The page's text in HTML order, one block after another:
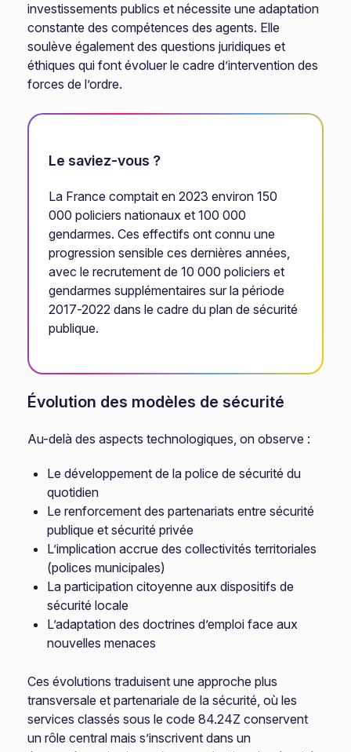
investissements publics et nécessite une adaptation
constante des compétences des agents. Elle
soulève également des questions juridiques et
éthiques qui font évoluer le cadre d’intervention des
forces de l’ordre.
Le saviez-vous ?
La France comptait en 2023 environ 150
000 policiers nationaux et 100 000
gendarmes. Ces effectifs ont connu une
progression sensible ces dernières années,
avec le recrutement de 10 000 policiers et
gendarmes supplémentaires sur la période
2017-2022 dans le cadre du plan de sécurité
publique.
Évolution des modèles de sécurité
Au-delà des aspects technologiques, on observe :
Le développement de la police de sécurité du
quotidien
Le renforcement des partenariats entre sécurité
publique et sécurité privée
L’implication accrue des collectivités territoriales
(polices municipales)
La participation citoyenne aux dispositifs de
sécurité locale
L’adaptation des doctrines d’emploi face aux
nouvelles menaces
Ces évolutions traduisent une approche plus
transversale et partenariale de la sécurité, où les
services classés sous le code 84.24Z conservent
un rôle central mais s’inscrivent dans un